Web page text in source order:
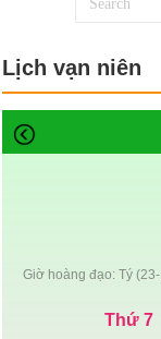
Lịch vạn niên
Giờ hoàng đạo: Tý
Thứ 7